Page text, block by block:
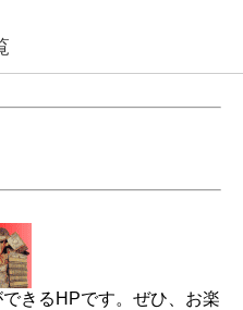
きるHPです。ぜひ、お楽